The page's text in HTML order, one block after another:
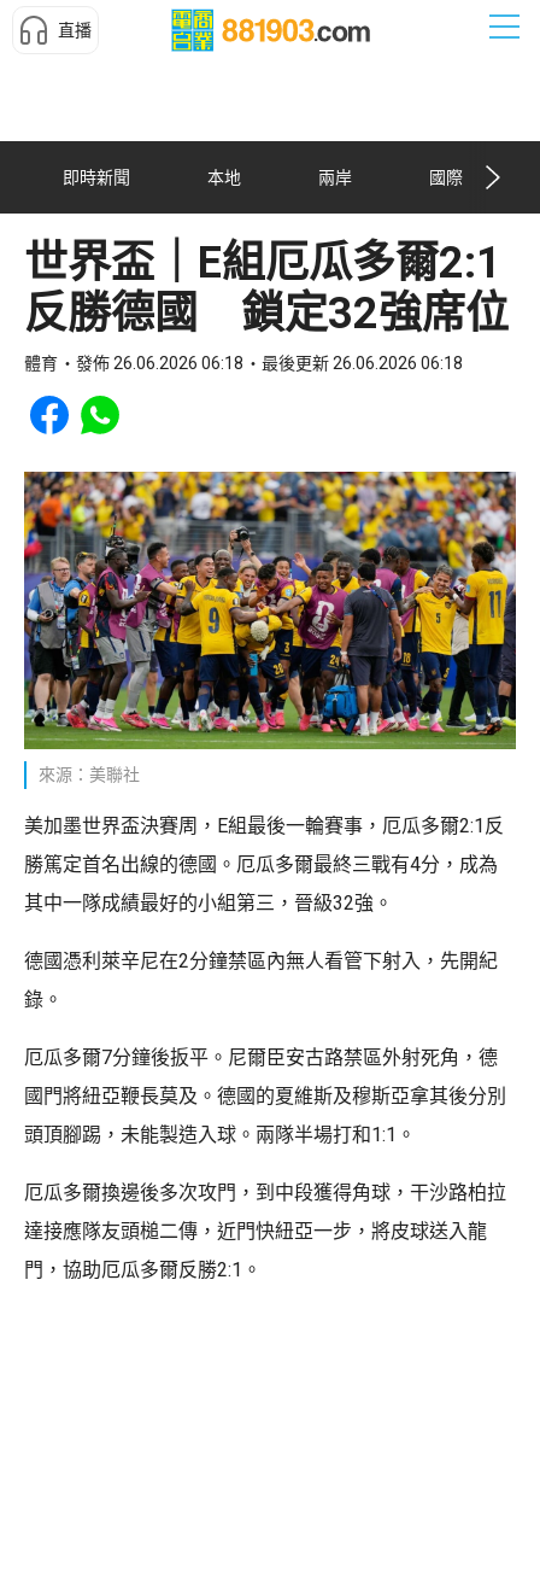
直播
即時新聞 本地 兩岸 國際
世界盃｜E組厄瓜多爾2:1
反勝德國 鎖定32強席位
體育 發佈 26.06.2026 06:18 最後更新 26.06.2026 06:18
Share to Facebook
Share to WhatsApp
來源：美聯社
美加墨世界盃決賽周，E組最後一輪賽事，厄瓜多爾2:1反
勝篤定首名出線的德國。厄瓜多爾最終三戰有4分，成為
其中一隊成績最好的小組第三，晉級32強。
德國憑利萊辛尼在2分鐘禁區內無人看管下射入，先開紀
錄。
厄瓜多爾7分鐘後扳平。尼爾臣安古路禁區外射死角，德
國門將紐亞鞭長莫及。德國的夏維斯及穆斯亞拿其後分別
頭頂腳踢，未能製造入球。兩隊半場打和1:1。
厄瓜多爾換邊後多次攻門，到中段獲得角球，干沙路柏拉
達接應隊友頭槌二傳，近門快紐亞一步，將皮球送入龍
門，協助厄瓜多爾反勝2:1。